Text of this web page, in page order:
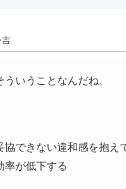
吉
ういうことなんだね。
協できない違和感を抱え
率が低下する